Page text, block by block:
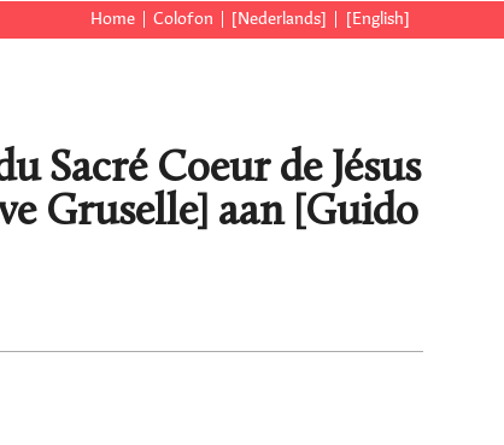
Home Colofon [Nederlands] [English]
Sacré Coeur de Jésus
Gruselle] aan [Guido